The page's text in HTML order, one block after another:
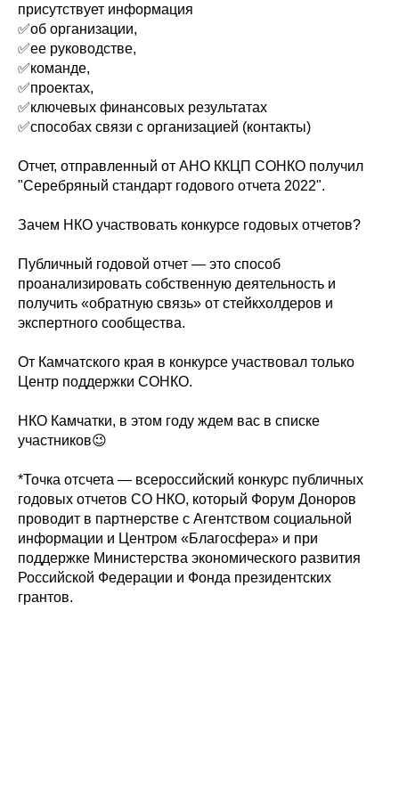
присутствует информация
✅об организации,
✅ее руководстве,
✅команде,
✅проектах,
✅ключевых финансовых результатах
✅способах связи с организацией (контакты)
Отчет, отправленный от АНО ККЦП СОНКО получил
"Серебряный стандарт годового отчета 2022".
Зачем НКО участвовать конкурсе годовых отчетов?
Публичный годовой отчет — это способ
проанализировать собственную деятельность и
получить «обратную связь» от стейкхолдеров и
экспертного сообщества.
От Камчатского края в конкурсе участвовал только
Центр поддержки СОНКО.
НКО Камчатки, в этом году ждем вас в списке
участников😉
*Точка отсчета — всероссийский конкурс публичных
годовых отчетов СО НКО, который Форум Доноров
проводит в партнерстве с Агентством социальной
информации и Центром «Благосфера» и при
поддержке Министерства экономического развития
Российской Федерации и Фонда президентских
грантов.